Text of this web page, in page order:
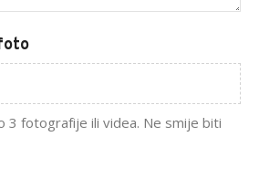
3 fotografije ili videa. Ne smije biti